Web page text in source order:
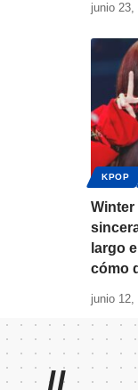
junio 23,
KPOP
Winter
largo
cómo
junio 12,